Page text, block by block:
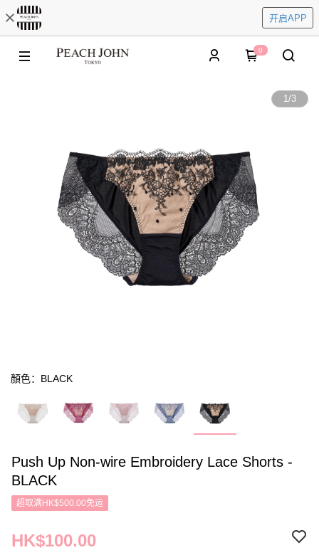
开启APP
0
1/3
顏色：BLACK
Push Up Non-wire Embroidery Lace Shorts -
BLACK
超取满HK$500.00免运
HK$100.00